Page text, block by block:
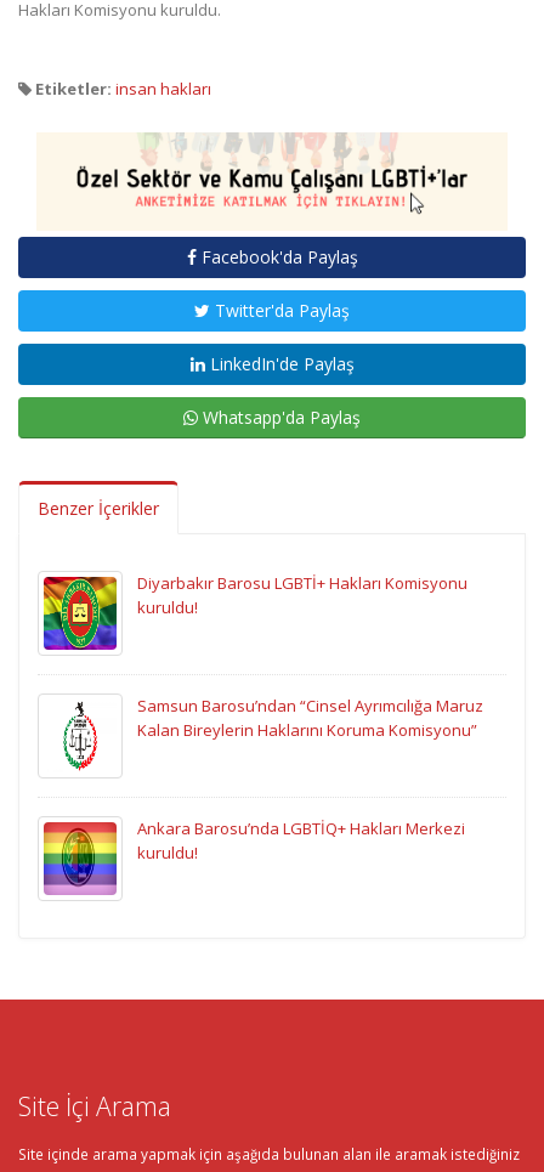
Hakları Komisyonu kuruldu.
Etiketler: insan hakları
Facebook'da Paylaş
Twitter'da Paylaş
LinkedIn'de Paylaş
Whatsapp'da Paylaş
Benzer İçerikler
Diyarbakır Barosu LGBTİ+ Hakları Komisyonu
kuruldu!
Samsun Barosu’ndan “Cinsel Ayrımcılığa Maruz
Kalan Bireylerin Haklarını Koruma Komisyonu”
Ankara Barosu’nda LGBTİQ+ Hakları Merkezi
kuruldu!
Site İçi Arama
Site içinde arama yapmak için aşağıda bulunan alan ile aramak istediğiniz